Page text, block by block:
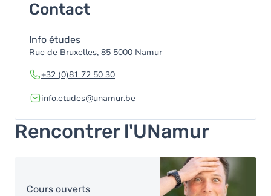
Contact
Info études
Rue de Bruxelles, 85 5000 Namur
+32 (0)81 72 50 30
info.etudes@unamur.be
Rencontrer l'UNamur
Image
Cours ouverts